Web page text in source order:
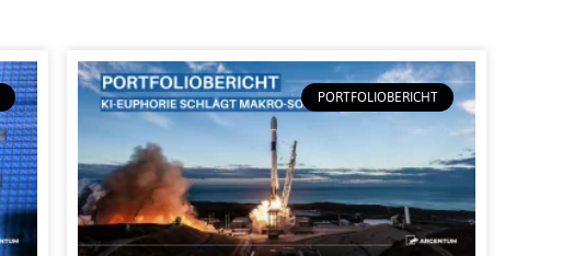
PORTFOLIOBERICHT